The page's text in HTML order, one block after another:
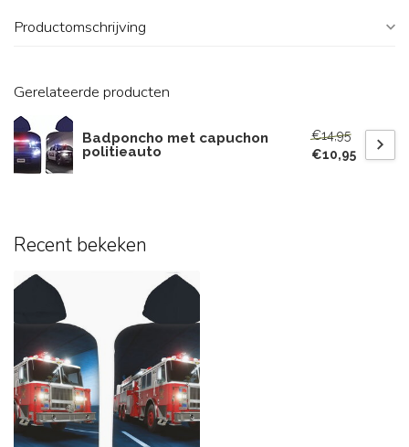
Productomschrijving
Gerelateerde producten
Badponcho met capuchon
politieauto
€14,95
€10,95
Recent bekeken